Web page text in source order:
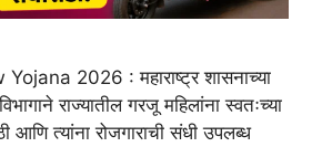
2026 : महाराष्ट्र शासनाच्या
राज्यातील गरजू महिलांना स्वतःच्या
आणि त्यांना रोजगाराची संधी उपलब्ध